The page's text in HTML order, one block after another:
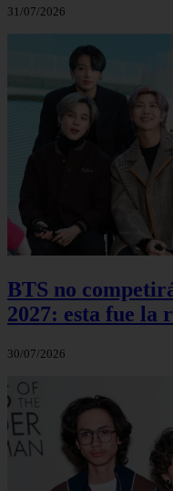
31/07/2026
BTS no
2027: esta fue la
30/07/2026